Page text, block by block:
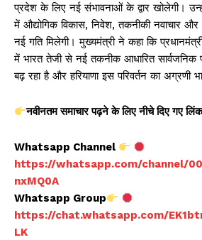
प्रदेश के लिए नई संभावनाओं के द्वार खोलेगी।
में औद्योगिक विकास, निवेश, तकनीकी नवाचार
नई गति मिलेगी। मुख्यमंत्री ने कहा कि
में भारत तेजी से नई तकनीक आधारित सार्वजनिक
बढ़ रहा है और हरियाणा इस परिवर्तन का अग्रणी
नवीनतम समाचार पढ़ने के लिए नीचे दिए गए
Whatsapp Channel
https://whatsapp.com/channel/
nxMQ0A
Whatsapp Group
https://chat.whatsapp.com/
LK